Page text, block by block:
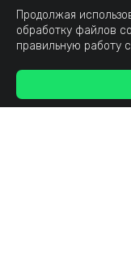
Продолжая
обработку файлов
правильную работу